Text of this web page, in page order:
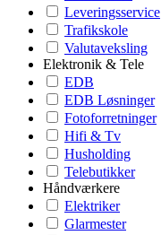
Leveringsservice
Trafikskole
Valutaveksling
Elektronik & Tele
EDB
EDB Løsninger
Fotoforretninger
Hifi & Tv
Husholding
Telebutikker
Håndværkere
Elektriker
Glarmester